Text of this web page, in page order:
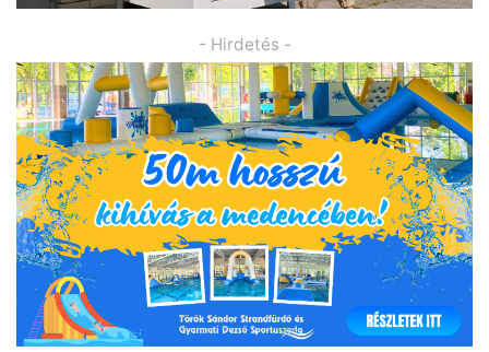
- Hirdetés -